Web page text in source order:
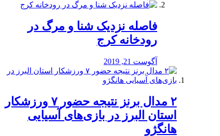
️فاصله نزدیک شنا و مرگ در
رودخانه کرج
آگوست 21, 2019
۲ مدال برنز نتیجه حضور ۷ ورزشکار
استان البرز در بازی‌های آسیایی
هانگژو